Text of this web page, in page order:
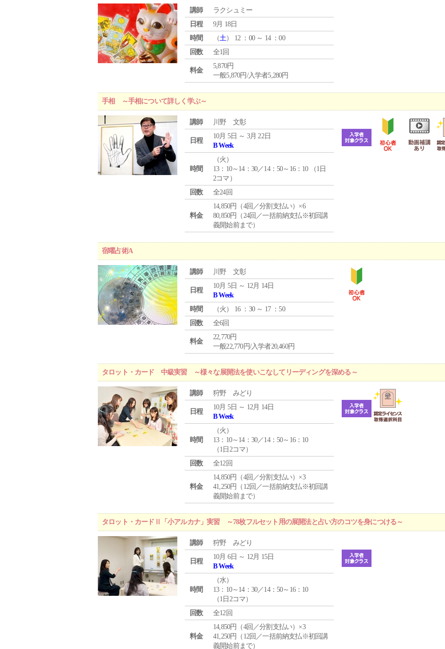
講師
ラクシュミー
日程
9月 18日
時間
（土） 12 ：00 ～ 14 ：00
回数
全1回
料金
5,870円
一般5,870円/入学者5,280円
手相 ～手相について詳しく学ぶ～
講師 川野 文彰
日程
10月 5日 ～ 3月 22日
B Week
時間
（火 ）
13：10～14：30／14：50～16：10 （1日
2コマ）
回数
全24回
料金
14,850円（4回／分割支払い）×6
80,850円（24回／一括前納支払※初回講
義開始前まで）
宿曜占術A
講師 川野 文彰
日程
10月 5日 ～ 12月 14日
B Week
時間
（火 ） 16 ：30 ～ 17 ：50
回数
全6回
料金
22,770円
一般22,770円/入学者20,460円
タロット・カード 中級実習 ～様々な展開法を使いこなしてリーディングを深める～
講師 狩野 みどり
日程
10月 5日 ～ 12月 14日
B Week
時間
（火 ）
13：10～14：30／14：50～16：10
（1日2コマ）
回数
全12回
料金
14,850円（4回／分割支払い）×3
41,250円（12回／一括前納支払※初回講
義開始前まで）
タロット・カードⅡ「小アルカナ」実習 ～78枚フルセット用の展開法と占い方のコツを身につける～
講師 狩野 みどり
日程
10月 6日 ～ 12月 15日
B Week
時間
（水）
13：10～14：30／14：50～16：10
（1日2コマ）
回数
全12回
料金
14,850円（4回／分割支払い）×3
41,250円（12回／一括前納支払※初回講
義開始前まで）